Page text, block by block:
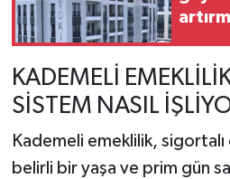
KADEMELİ
SİSTEM NASIL
Kademeli emeklilik, sigortalı
belirli bir yaşa ve prim gün